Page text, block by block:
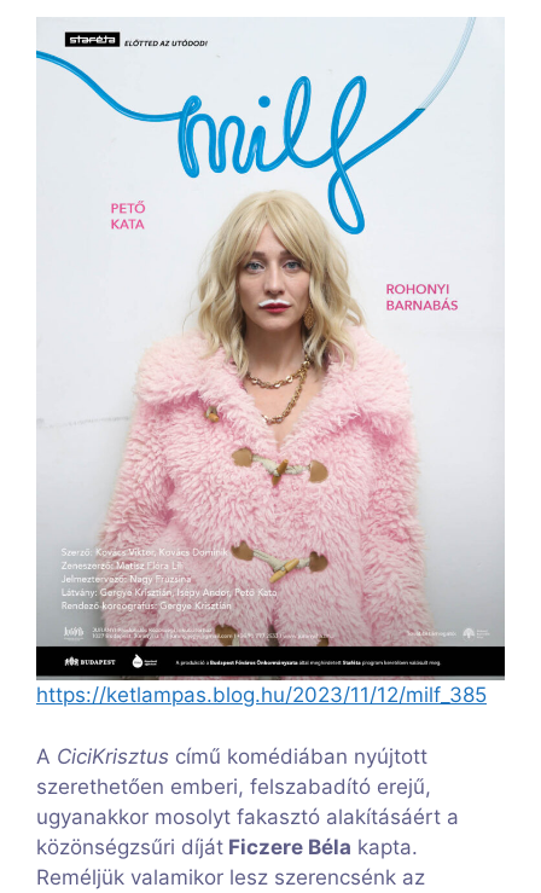
https://ketlampas.blog.hu/2023/11/12/milf_385
A CiciKrisztus című komédiában nyújtott
szerethetően emberi, felszabadító erejű,
ugyanakkor mosolyt fakasztó alakításáért a
közönségzsűri díját Ficzere Béla kapta.
Reméljük valamikor lesz szerencsénk az